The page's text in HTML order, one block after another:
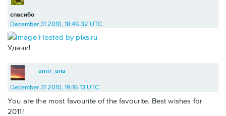
спасибо
December 31 2010, 18:46:32 UTC
Удачи!
amir_ana
December 31 2010, 19:16:13 UTC
You are the most favourite of the favourite. Best wishes for
2011!